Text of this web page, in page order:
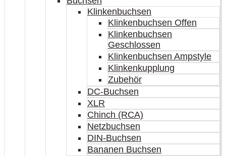
Klinkenbuchsen
Klinkenbuchsen Offen
Klinkenbuchsen
Geschlossen
Klinkenbuchsen Ampstyle
Klinkenkupplung
Zubehör
DC-Buchsen
XLR
Chinch (RCA)
Netzbuchsen
DIN-Buchsen
Bananen Buchsen